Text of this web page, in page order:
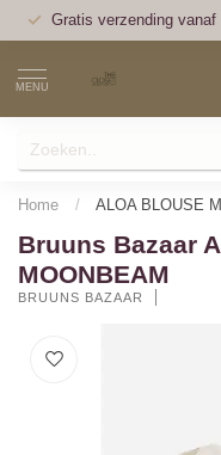
Gratis verzending vanaf
MENU
Home / ALOA BLOUSE
Bruuns Bazaar
MOONBEAM
BRUUNS BAZAAR